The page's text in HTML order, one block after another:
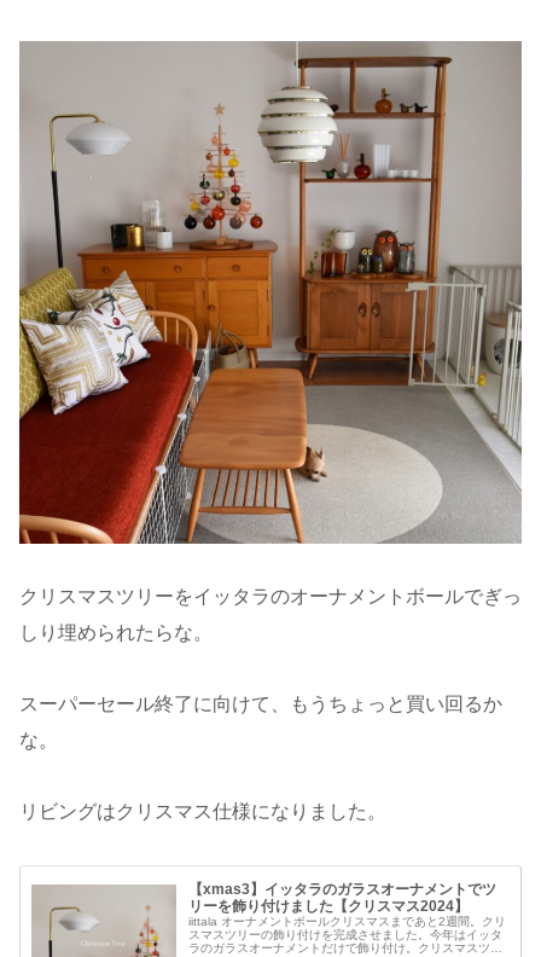
クリスマスツリーをイッタラのオーナメントボールでぎっ
しり埋められたらな。
スーパーセール終了に向けて、もうちょっと買い回るか
な。
リビングはクリスマス仕様になりました。
【xmas3】イッタラのガラスオーナメントでツ
リーを飾り付けました【クリスマス2024】
iittala オーナメントボールクリスマスまであと2週間。クリ
スマスツリーの飾り付けを完成させました。今年はイッタ
ラのガラスオーナメントだけで飾り付け。クリスマスツリ